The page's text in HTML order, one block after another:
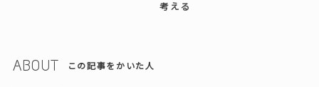
考える
ABOUT この記事をかいた人